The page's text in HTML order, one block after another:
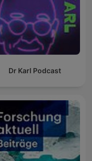
Dr Karl Podcast